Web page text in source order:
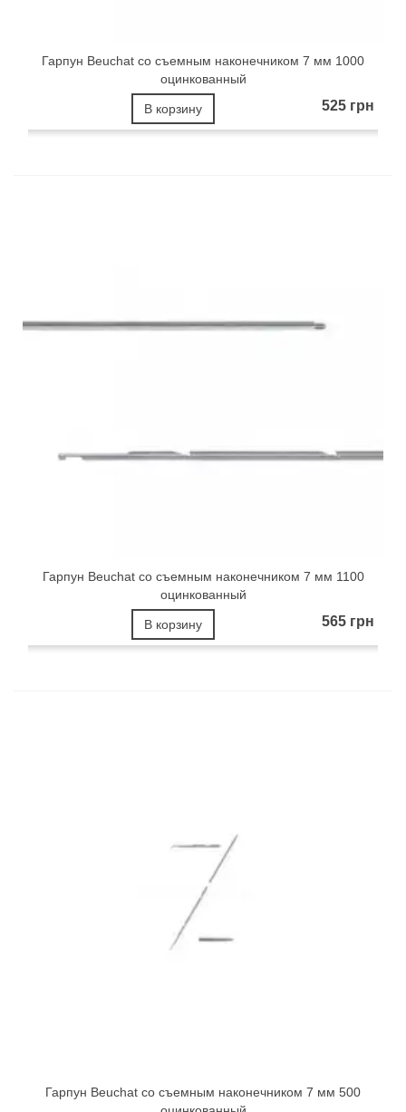
Гарпун Beuchat со съемным наконечником 7 мм 1000
оцинкованный
525 грн
В корзину
Гарпун Beuchat со съемным наконечником 7 мм 1100
оцинкованный
565 грн
В корзину
Гарпун Beuchat со съемным наконечником 7 мм 500